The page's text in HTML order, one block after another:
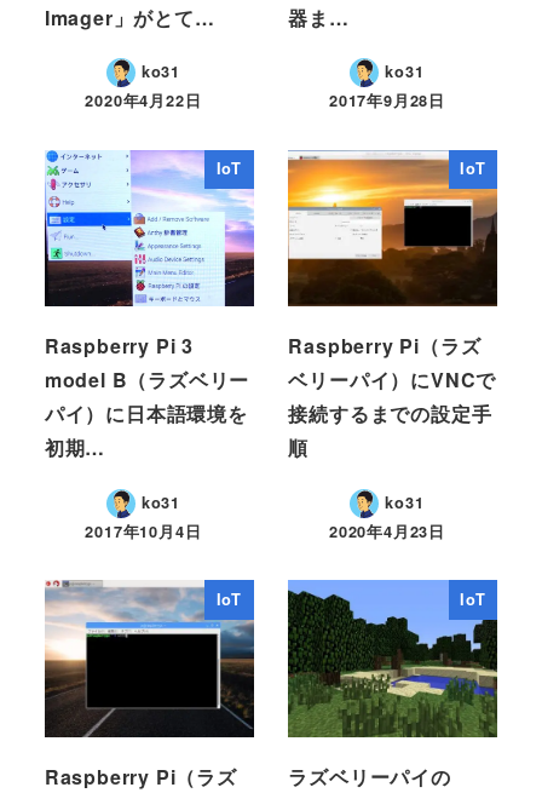
Imager」がとて…
ko31
2020年4月22日
器ま…
ko31
2017年9月28日
IoT
Raspberry Pi 3
model B（ラズベリー
パイ）に日本語環境を
初期…
ko31
2017年10月4日
IoT
Raspberry Pi（ラズ
ベリーパイ）にVNCで
接続するまでの設定手
順
ko31
2020年4月23日
IoT
Raspberry Pi（ラズ
IoT
ラズベリーパイの